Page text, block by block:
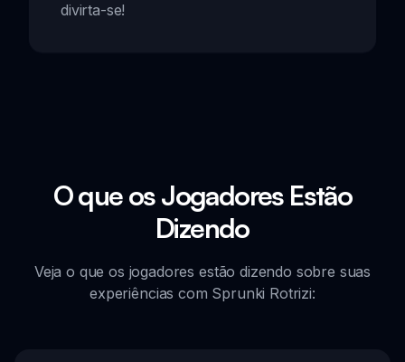
divirta-se!
O que os Jogadores Estão
Dizendo
Veja o que os jogadores estão dizendo sobre suas
experiências com Sprunki Rotrizi: